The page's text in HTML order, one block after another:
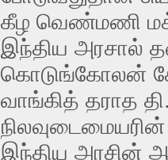
கீழ வெண்மணி
இந்திய அரசால்
கொடுங்கோலன்
வாங்கித் தராத
நிலவுடைமையரின்
இந்திய அரசின்